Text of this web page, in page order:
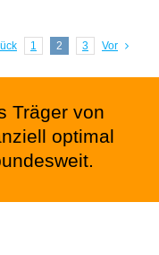
1 2 3 Vor
Träger von
optimal